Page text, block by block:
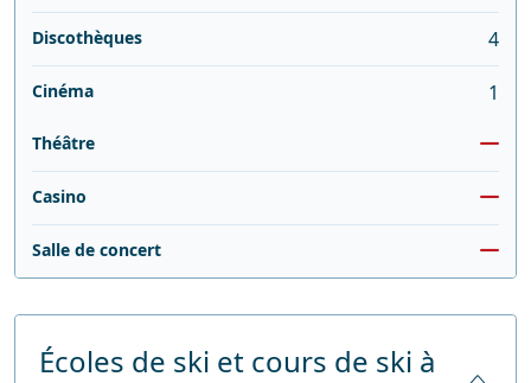
Discothèques 4
Cinéma 1
Théâtre
Casino
Salle de concert
Écoles de ski et cours de ski à